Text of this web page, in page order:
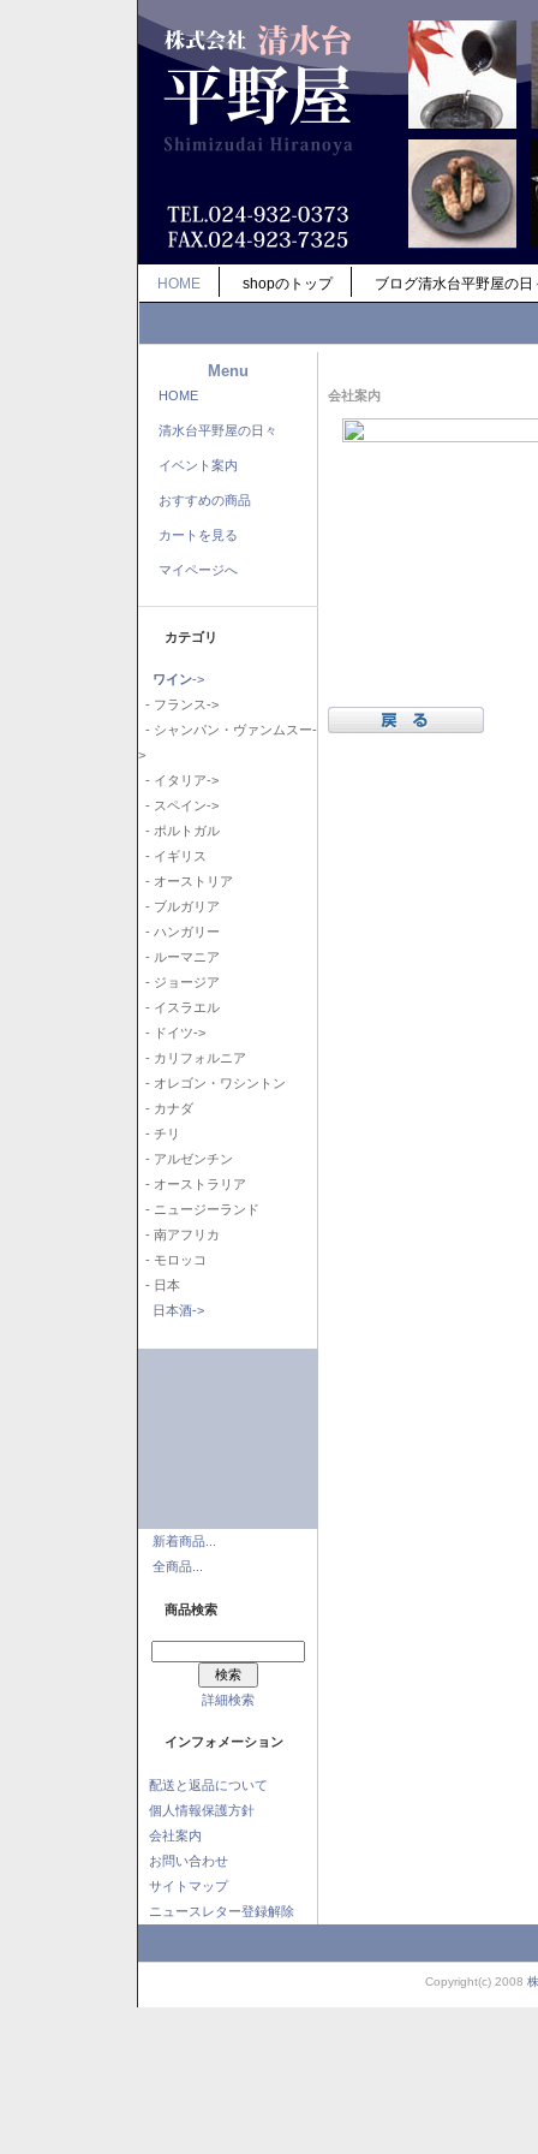
HOME shopのトップ ブログ清水台平野屋の日
Menu
HOME
清水台平野屋の日々
イベント案内
おすすめの商品
カートを見る
マイページへ
カテゴリ
ワイン->
- フランス->
- シャンパン・ヴァンムスー-
>
- イタリア->
- スペイン->
- ポルトガル
- イギリス
- オーストリア
- ブルガリア
- ハンガリー
- ルーマニア
- ジョージア
- イスラエル
- ドイツ->
- カリフォルニア
- オレゴン・ワシントン
- カナダ
- チリ
- アルゼンチン
- オーストラリア
- ニュージーランド
- 南アフリカ
- モロッコ
- 日本
日本酒->
新着商品...
全商品...
商品検索
詳細検索
インフォメーション
配送と返品について
個人情報保護方針
会社案内
お問い合わせ
サイトマップ
ニュースレター登録解除
会社案内
Copyright(c) 2008